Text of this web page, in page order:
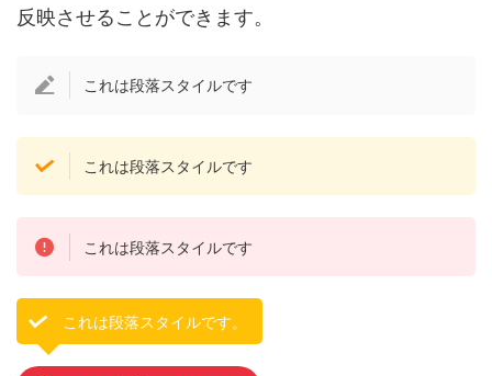
反映させることができます。
これは段落スタイルです
これは段落スタイルです
これは段落スタイルです
これは段落スタイルです。